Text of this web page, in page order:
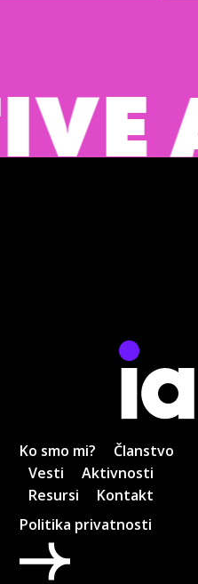
Ko smo mi?
Članstvo
Vesti
Aktivnosti
Resursi
Kontakt
Politika privatnosti